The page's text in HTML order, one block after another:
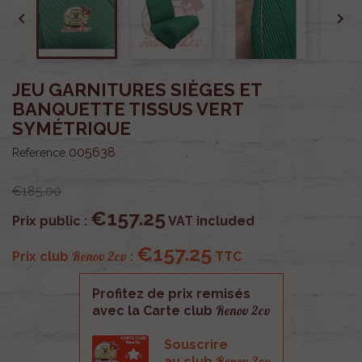
 
JEU GARNITURES SIÈGES ET
BANQUETTE TISSUS VERT
SYMÉTRIQUE
Reference 005638
€185.00
Prix public : €157.25VAT included
Prix club Renov 2cv : €157.25 TTC
Profitez de prix remisés
avec la Carte club Renov 2cv
Souscrire